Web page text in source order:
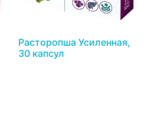
Расторопша Усиленная,
30 капсул